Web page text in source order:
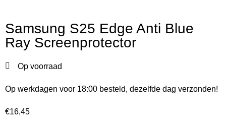
Samsung S25 Edge Anti Blue
Ray Screenprotector
Op voorraad
Op werkdagen voor 18:00 besteld, dezelfde dag verzonden!
€16,45